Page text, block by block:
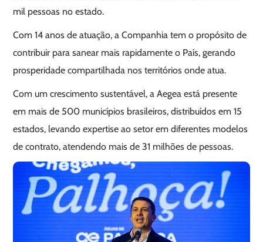
mil pessoas no estado.
Com 14 anos de atuação, a Companhia tem o propósito de
contribuir para sanear mais rapidamente o País, gerando
prosperidade compartilhada nos territórios onde atua.
Com um crescimento sustentável, a Aegea está presente
em mais de 500 municípios brasileiros, distribuídos em 15
estados, levando expertise ao setor em diferentes modelos
de contrato, atendendo mais de 31 milhões de pessoas.